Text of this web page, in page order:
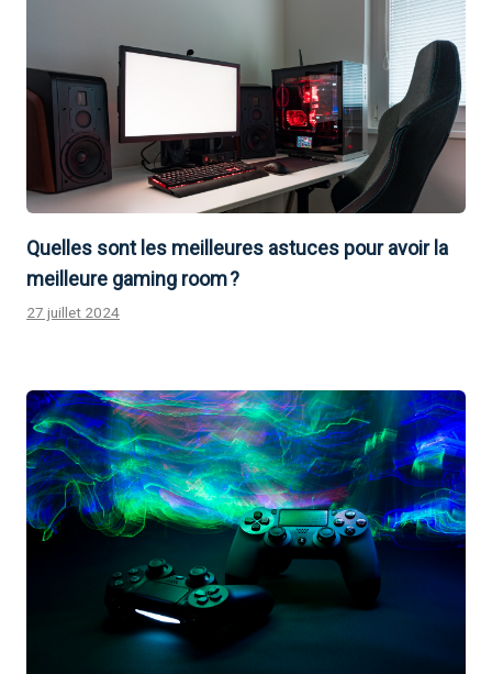
Quelles sont les meilleures astuces pour avoir la
meilleure gaming room ?
27 juillet 2024